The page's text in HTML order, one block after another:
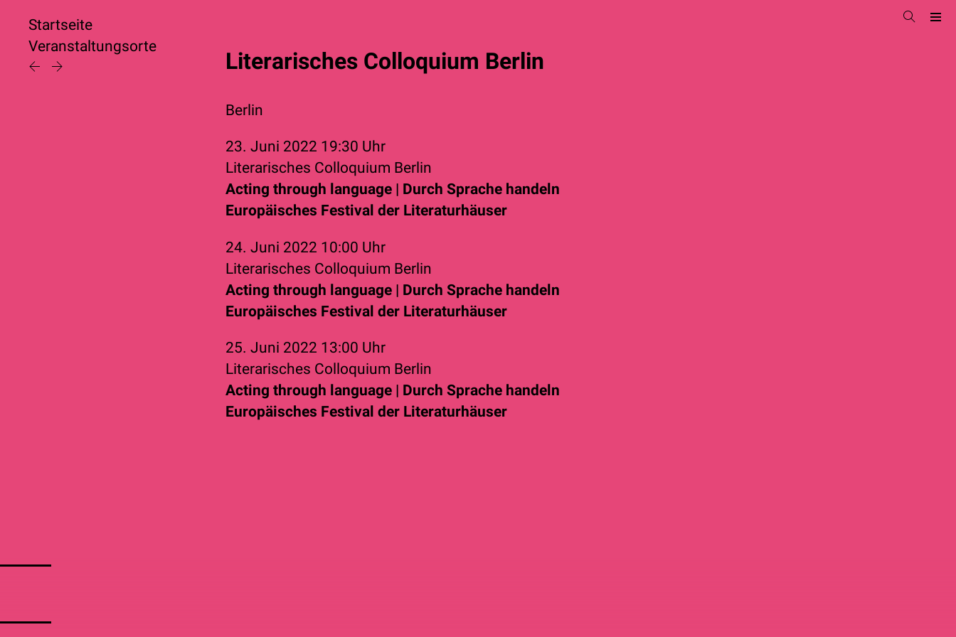
Startseite
Veranstaltungsorte
Literarisches Colloquium Berlin
Berlin
23. Juni 2022 19:30 Uhr
Literarisches Colloquium Berlin
Acting through language | Durch Sprache handeln
Europäisches Festival der Literaturhäuser
24. Juni 2022 10:00 Uhr
Literarisches Colloquium Berlin
Acting through language | Durch Sprache handeln
Europäisches Festival der Literaturhäuser
25. Juni 2022 13:00 Uhr
Literarisches Colloquium Berlin
Acting through language | Durch Sprache handeln
Europäisches Festival der Literaturhäuser